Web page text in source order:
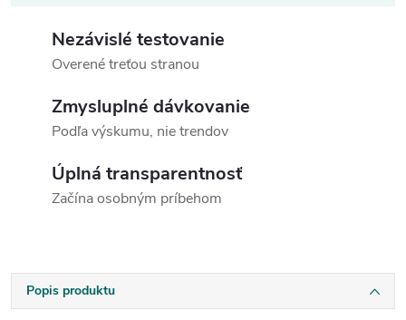
Nezávislé testovanie
Overené treťou stranou
Zmysluplné dávkovanie
Podľa výskumu, nie trendov
Úplná transparentnosť
Začína osobným príbehom
Popis produktu